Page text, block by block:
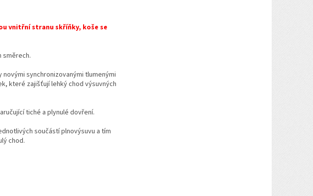
vnitřní stranu skříňky, koše se
směrech.
novými synchronizovanými tlumenými
které zajišťují lehký chod výsuvných
tiché a plynulé dovření.
součástí plnovýsuvu a tím
chod.